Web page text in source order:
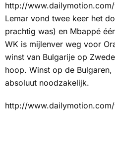
http://
Lemar vond twee keer het
prachtig was) en Mbappé
WK is mijlenver weg voor
winst van Bulgarije op
hoop. Winst op de
absoluut noodzakelijk.
http://